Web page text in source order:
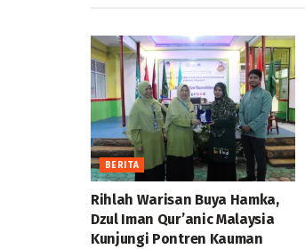
BERITA
Rihlah Warisan Buya Hamka,
Dzul Iman Qur’anic Malaysia
Kunjungi Pontren Kauman